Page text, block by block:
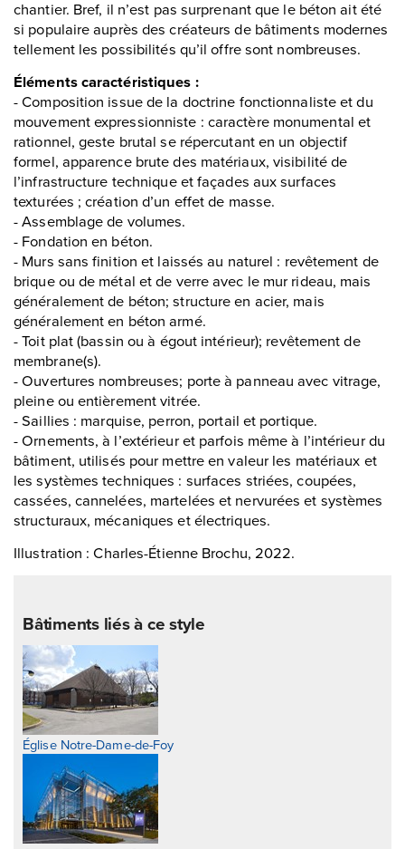
chantier. Bref, il n’est pas surprenant que le béton ait été
si populaire auprès des créateurs de bâtiments modernes
tellement les possibilités qu’il offre sont nombreuses.
Éléments caractéristiques :
- Composition issue de la doctrine fonctionnaliste et du
mouvement expressionniste : caractère monumental et
rationnel, geste brutal se répercutant en un objectif
formel, apparence brute des matériaux, visibilité de
l’infrastructure technique et façades aux surfaces
texturées ; création d’un effet de masse.
- Assemblage de volumes.
- Fondation en béton.
- Murs sans finition et laissés au naturel : revêtement de
brique ou de métal et de verre avec le mur rideau, mais
généralement de béton; structure en acier, mais
généralement en béton armé.
- Toit plat (bassin ou à égout intérieur); revêtement de
membrane(s).
- Ouvertures nombreuses; porte à panneau avec vitrage,
pleine ou entièrement vitrée.
- Saillies : marquise, perron, portail et portique.
- Ornements, à l’extérieur et parfois même à l’intérieur du
bâtiment, utilisés pour mettre en valeur les matériaux et
les systèmes techniques : surfaces striées, coupées,
cassées, cannelées, martelées et nervurées et systèmes
structuraux, mécaniques et électriques.
Illustration : Charles-Étienne Brochu, 2022.
Bâtiments liés à ce style
Église Notre-Dame-de-Foy